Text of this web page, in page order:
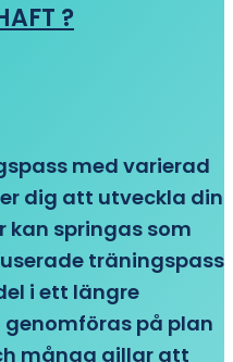
?
med varierad
dig att utveckla din
kan springas som
träningspass
i ett längre
genomföras på plan
många gillar att